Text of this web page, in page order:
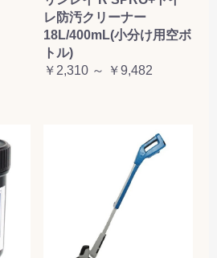
レ防汚クリーナー
18L/400mL(小分け用空ボ
トル)
￥2,310 ～ ￥9,482